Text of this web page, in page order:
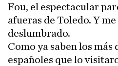
Fou, el espectacular
afueras de Toledo. Y
deslumbrado.
Como ya saben los más
españoles que lo